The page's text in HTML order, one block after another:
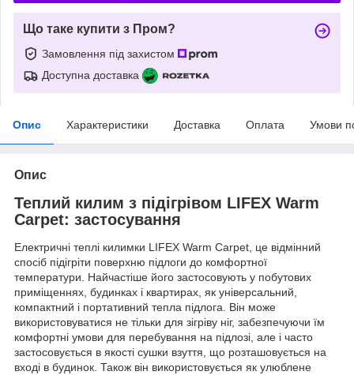
Що таке купити з Пром?
Замовлення під захистом
Доступна доставка
Опис Характеристики Доставка Оплата Умови
Опис
Теплий килим з підігрівом LIFEX Warm
Carpet: застосування
Електричні теплі килимки LIFEX Warm Carpet, це відмінний
спосіб підігріти поверхню підлоги до комфортної
температури. Найчастіше його застосовують у побутових
приміщеннях, будинках і квартирах, як універсальний,
компактний і портативний тепла підлога. Він може
використовуватися не тільки для зігріву ніг, забезпечуючи їм
комфортні умови для перебування на підлозі, але і часто
застосовується в якості сушки взуття, що розташовується на
вході в будинок. Також він використовується як улюблене